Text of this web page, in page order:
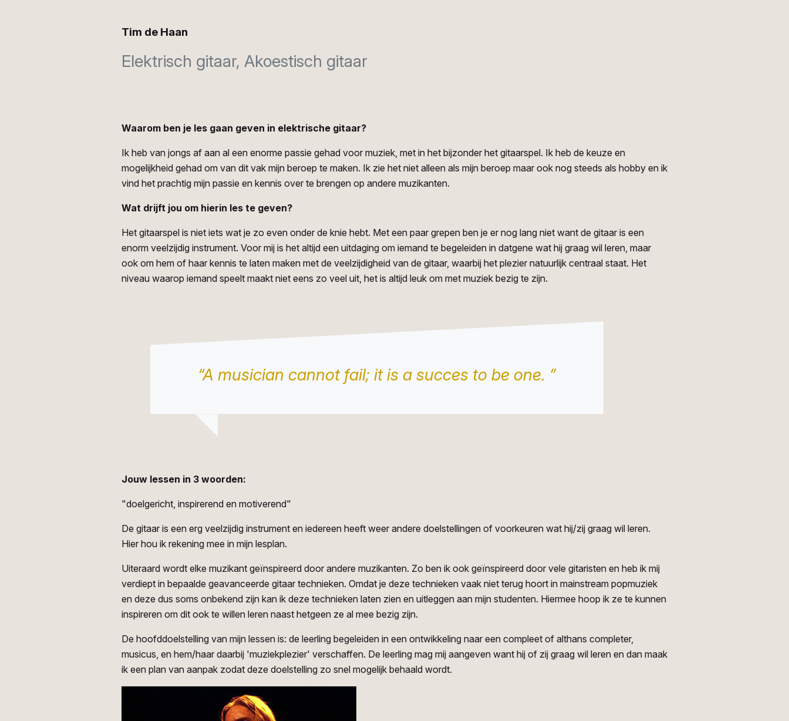
Tim de Haan
Elektrisch gitaar, Akoestisch gitaar
Waarom ben je les gaan geven in elektrische gitaar?
Ik heb van jongs af aan al een enorme passie gehad voor muziek, met in het bijzonder het gitaarspel. Ik heb de keuze en
mogelijkheid gehad om van dit vak mijn beroep te maken. Ik zie het niet alleen als mijn beroep maar ook nog steeds als hobby en ik
vind het prachtig mijn passie en kennis over te brengen op andere muzikanten.
Wat drijft jou om hierin les te geven?
Het gitaarspel is niet iets wat je zo even onder de knie hebt. Met een paar grepen ben je er nog lang niet want de gitaar is een
enorm veelzijdig instrument. Voor mij is het altijd een uitdaging om iemand te begeleiden in datgene wat hij graag wil leren, maar
ook om hem of haar kennis te laten maken met de veelzijdigheid van de gitaar, waarbij het plezier natuurlijk centraal staat. Het
niveau waarop iemand speelt maakt niet eens zo veel uit, het is altijd leuk om met muziek bezig te zijn.
“A musician cannot fail; it is a succes to be one. ”
Jouw lessen in 3 woorden:
"doelgericht, inspirerend en motiverend"
De gitaar is een erg veelzijdig instrument en iedereen heeft weer andere doelstellingen of voorkeuren wat hij/zij graag wil leren.
Hier hou ik rekening mee in mijn lesplan.
Uiteraard wordt elke muzikant geïnspireerd door andere muzikanten. Zo ben ik ook geïnspireerd door vele gitaristen en heb ik mij
verdiept in bepaalde geavanceerde gitaar technieken. Omdat je deze technieken vaak niet terug hoort in mainstream popmuziek
en deze dus soms onbekend zijn kan ik deze technieken laten zien en uitleggen aan mijn studenten. Hiermee hoop ik ze te kunnen
inspireren om dit ook te willen leren naast hetgeen ze al mee bezig zijn.
De hoofddoelstelling van mijn lessen is: de leerling begeleiden in een ontwikkeling naar een compleet of althans completer,
musicus, en hem/haar daarbij 'muziekplezier' verschaffen. De leerling mag mij aangeven want hij of zij graag wil leren en dan maak
ik een plan van aanpak zodat deze doelstelling zo snel mogelijk behaald wordt.